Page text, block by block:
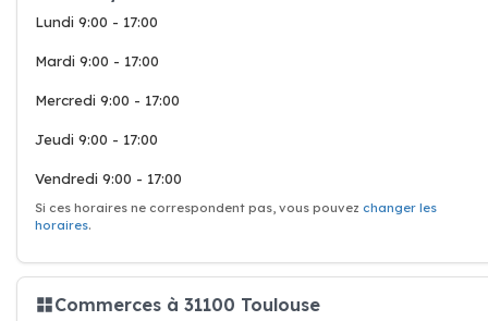
Lundi 9:00 - 17:00
Mardi 9:00 - 17:00
Mercredi 9:00 - 17:00
Jeudi 9:00 - 17:00
Vendredi 9:00 - 17:00
Si ces horaires ne correspondent pas, vous pouvez changer les
horaires.
Commerces à 31100 Toulouse